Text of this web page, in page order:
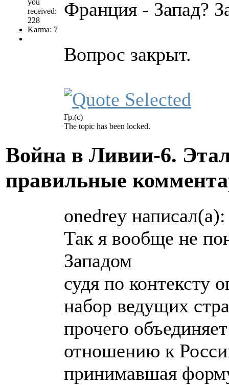
received:
228
Karma: 7
Франция - Запад?
Вопрос закрыт.
Гр.(с)
The topic has been locked.
Война в Ливии-6.
правильные
onedrey написал(а):
Так я вообще не
Западом
судя по контексту
набор ведущих
прочего
отношению к
принимавшая